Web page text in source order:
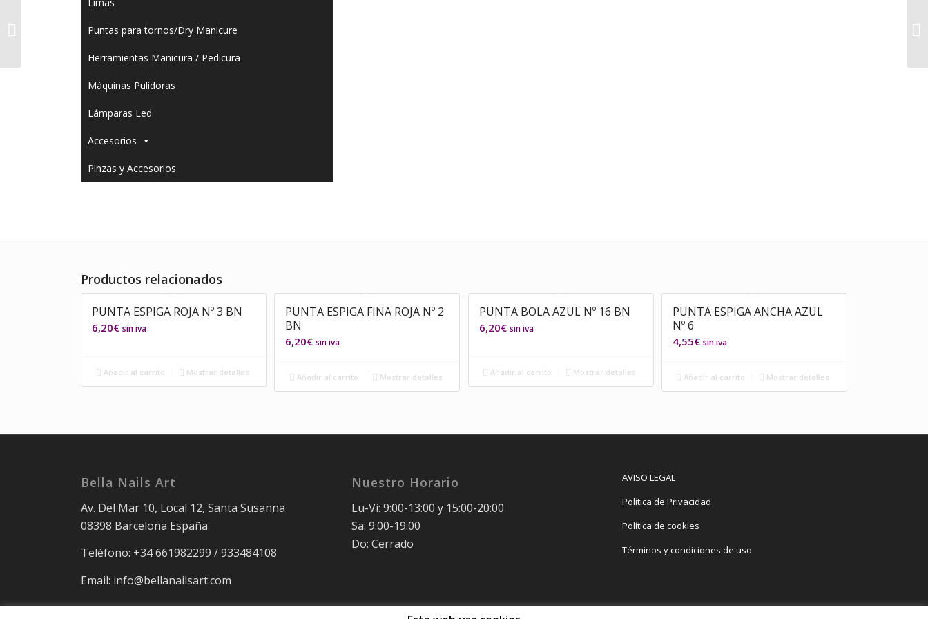
Puntas para tornos/Dry Manicure
Herramientas Manicura / Pedicura
Máquinas Pulidoras
Lámparas Led
Accesorios
Pinzas y Accesorios
Productos relacionados
PUNTA ESPIGA ROJA Nº 3 BN
6,20€ sin iva
Añadir al carrito Mostrar detalles
PUNTA ESPIGA FINA ROJA Nº 2
BN
6,20€ sin iva
Añadir al carrito Mostrar detalles
PUNTA BOLA AZUL Nº 16 BN
6,20€ sin iva
Añadir al carrito Mostrar detalles
PUNTA ESPIGA ANCHA AZUL
Nº 6
4,55€ sin iva
Añadir al carrito Mostrar detalles
Bella Nails Art
Av. Del Mar 10, Local 12, Santa Susanna
08398 Barcelona España
Teléfono: +34 661982299 / 933484108
Email: info@bellanailsart.com
Nuestro Horario
Lu-Vi: 9:00-13:00 y 15:00-20:00
Sa: 9:00-19:00
Do: Cerrado
AVISO LEGAL
Política de Privacidad
Política de cookies
Términos y condiciones de uso